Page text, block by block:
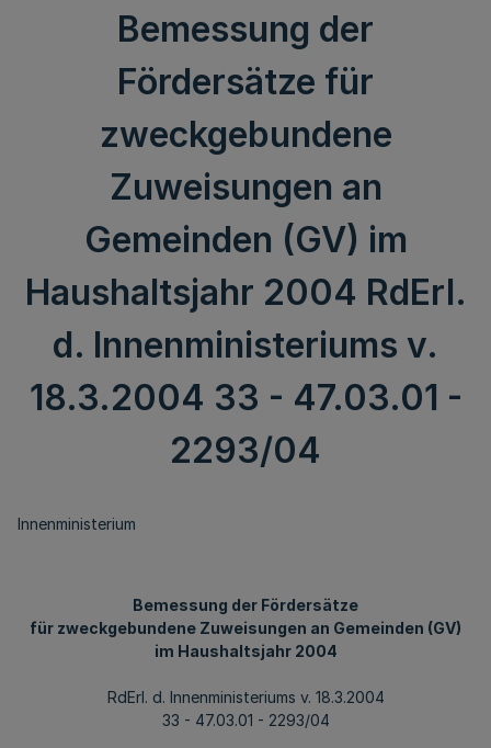
Bemessung der
Fördersätze für
zweckgebundene
Zuweisungen an
Gemeinden (GV) im
Haushaltsjahr 2004 RdErl.
d. Innenministeriums v.
18.3.2004 33 - 47.03.01 -
2293/04
Innenministerium
Bemessung der Fördersätze
für zweckgebundene Zuweisungen an Gemeinden (GV)
im Haushaltsjahr 2004
RdErl. d. Innenministeriums v. 18.3.2004
33 - 47.03.01 - 2293/04